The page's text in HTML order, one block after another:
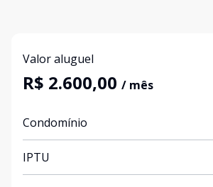
Valor aluguel
R$ 2.600,00 / mês
Condomínio
IPTU